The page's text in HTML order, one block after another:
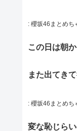
: 櫻坂46まとめち
この日は朝
また出てき
: 櫻坂46まとめち
変な恥じら